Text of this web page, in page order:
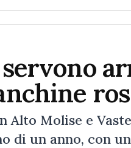
Molise e
di un anno, con